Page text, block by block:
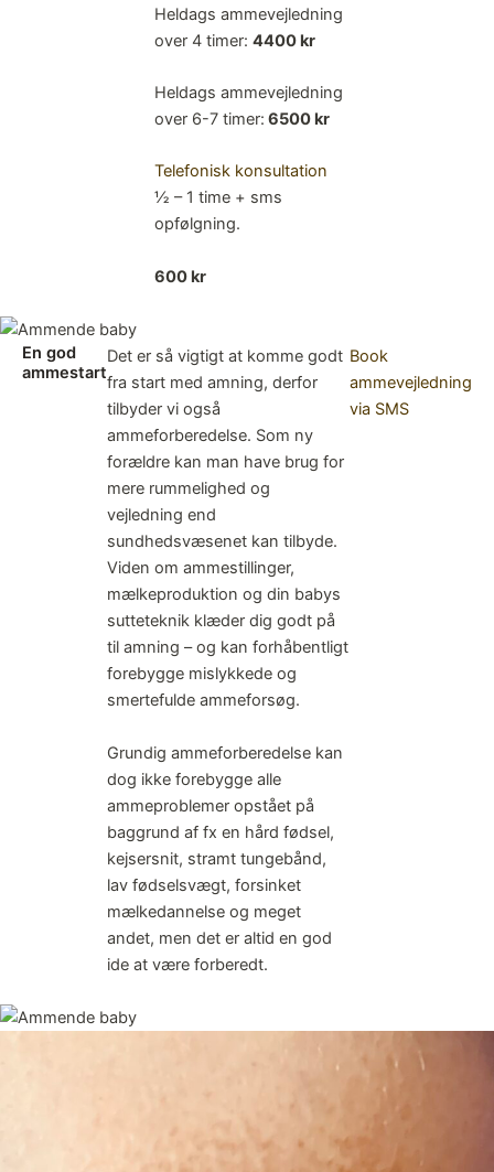
Heldags ammevejledning
over 4 timer: 4400 kr
Heldags ammevejledning
over 6-7 timer: 6500 kr
Telefonisk konsultation
½ – 1 time + sms
opfølgning.
600 kr
En god
ammestart
Det er så vigtigt at komme godt
fra start med amning, derfor
tilbyder vi også
ammeforberedelse. Som ny
forældre kan man have brug for
mere rummelighed og
vejledning end
sundhedsvæsenet kan tilbyde.
Viden om ammestillinger,
mælkeproduktion og din babys
sutteteknik klæder dig godt på
til amning – og kan forhåbentligt
forebygge mislykkede og
smertefulde ammeforsøg.
Grundig ammeforberedelse kan
dog ikke forebygge alle
ammeproblemer opstået på
baggrund af fx en hård fødsel,
kejsersnit, stramt tungebånd,
lav fødselsvægt, forsinket
mælkedannelse og meget
andet, men det er altid en god
ide at være forberedt.
Book
ammevejledning
via SMS